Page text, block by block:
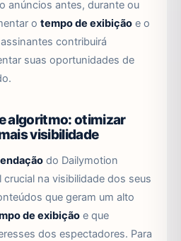
anúncios antes, durante ou
o tempo de exibição e o
contribuirá
suas oportunidades de
algoritmo: otimizar
visibilidade
do Dailymotion
na visibilidade dos seus
que geram um alto
de exibição e que
dos espectadores. Para